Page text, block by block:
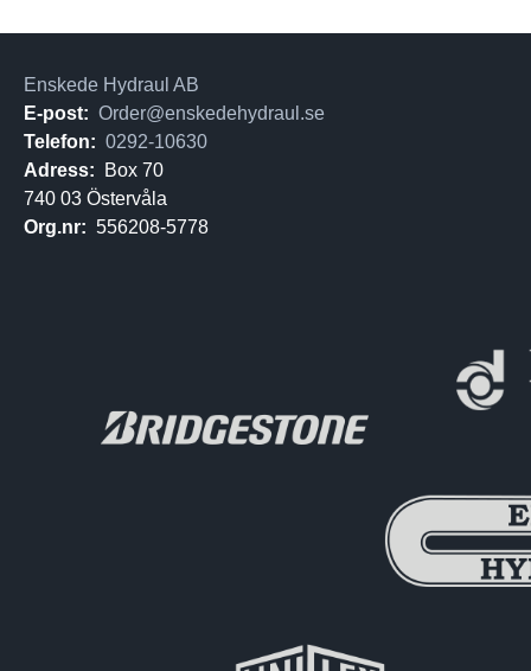
Enskede Hydraul AB
E-post: Order@enskedehydraul.se
Telefon: 0292-10630
Adress:
Box 70
740 03 Östervåla
Org.nr: 556208-5778